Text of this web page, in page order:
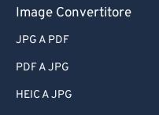
Image Convertitore
JPG A PDF
PDF A JPG
HEIC A JPG